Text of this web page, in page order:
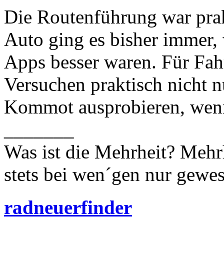
Die Routenführung war
Auto ging es bisher
Apps besser waren. Für
Versuchen praktisch nicht
Kommot ausprobieren,
Was ist die Mehrheit?
stets bei wen´gen nur
radneuerfinder